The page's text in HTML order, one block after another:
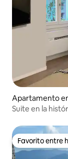
Apartamento
Suite en la
Favorito entre
Favorito entre